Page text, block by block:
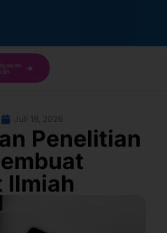
Juli 18, 2026
Penelitian
Ilmiah